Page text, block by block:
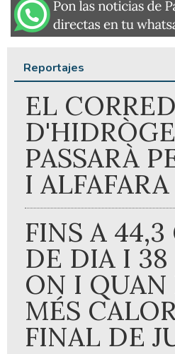
Reportajes
EL
PASSARÀ
I ALFAFARA
FINS A 44,3
DE DIA I
ON I QUAN
MÉS
FINAL DE